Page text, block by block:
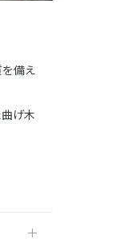
備え
げ木